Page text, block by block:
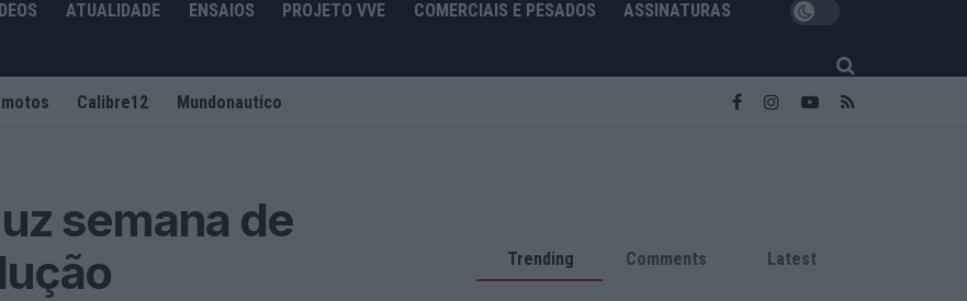
ATUALIDADE ENSAIOS PROJETO VVE COMERCIAIS E PESADOS ASSINATURAS
Calibre12 Mundonautico
semana de
Trending Comments Latest